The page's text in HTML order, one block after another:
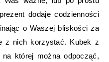
dodaje codzienności
o Waszej bliskości za
z nich korzystać. Kubek z
której można odpocząć,